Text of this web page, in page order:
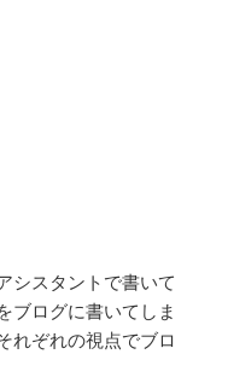
シスタントで書いて
ブログに書いてしま
れぞれの視点でブロ